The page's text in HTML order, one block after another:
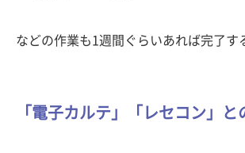
などの作業も1週間ぐらいあれば完了す
「電子カルテ」「レセコン」と